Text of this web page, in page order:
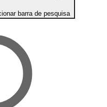
barra de pesquisa